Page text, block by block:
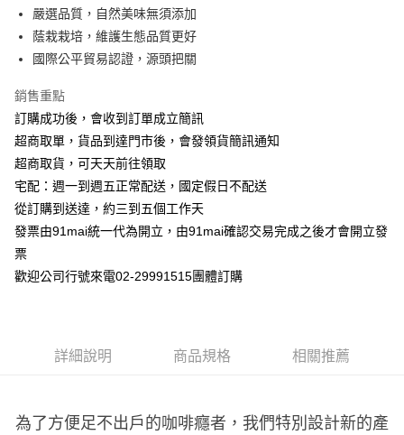
臺灣中小企業銀行
匯豐（台灣）商業銀行
聯邦商業銀行
元大商業銀行
台新國際商業銀行
台灣樂天信用卡公司
國泰世華商業銀行
臺灣中小企業銀行
匯豐（台灣）商業銀行
元大商業銀行
玉山商業銀行
台灣樂天信用卡公司
悠遊付
ATM付款
全家付款取貨
每筆NT$100，滿NT$699(含以上)免運費
付款後全家取貨
萊爾富取貨付款
每筆NT$100，滿NT$699(含以上)免運費
付款後7-11取貨
嚴選品質，自然美味無須添加
蔭栽栽培，維護生態品質更好
國際公平貿易認證，源頭把關
銷售重點
訂購成功後，會收到訂單成立簡訊
超商取單，貨品到達門市後，會發領貨簡訊通知
超商取貨，可天天前往領取
宅配：週一到週五正常配送，國定假日不配送
從訂購到送達，約三到五個工作天
發票由91mai統一代為開立，由91mai確認交易完成之後才會開立發
票
歡迎公司行號來電02-29991515團體訂購
詳細說明 商品規格 相關推薦
為了方便足不出戶的咖啡癮者，我們特別設計新的產